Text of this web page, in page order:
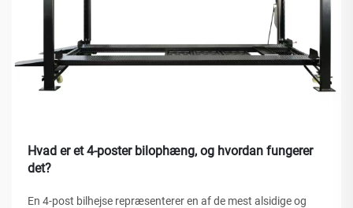
Hvad er et 4-poster bilophæng, og hvordan fungerer
det?
En 4-post bilhejse repræsenterer en af de mest alsidige og